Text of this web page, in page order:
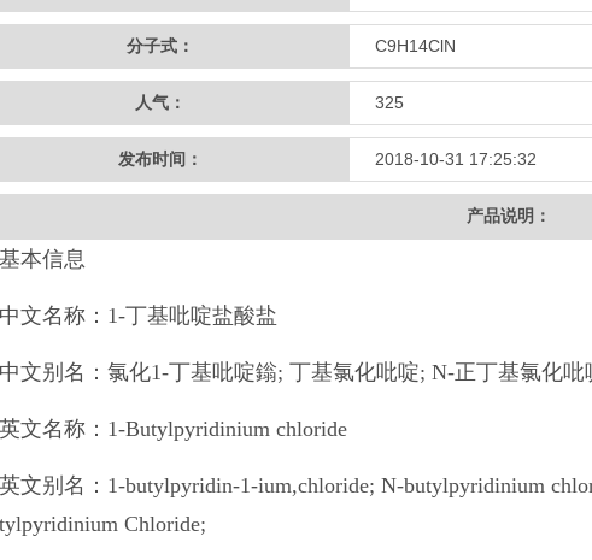
分子式： C9H14ClN
人气： 325
发布时间： 2018-10-31 17:25:32
产品说明：
基本信息
中文名称：1-丁基吡啶盐酸盐
中文别名：氯化1-丁基吡啶鎓; 丁基氯化吡啶; N-正丁基氯化
英文名称：1-Butylpyridinium chloride
英文别名：1-butylpyridin-1-ium,chloride; N-butylpyridinium
Chloride;